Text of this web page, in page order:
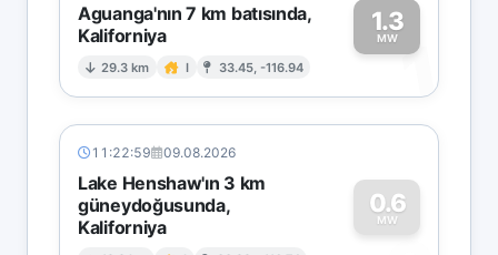
Aguanga'nın 7 km batısında,
Kaliforniya
29.3 km I 33.45, -116.94
1.3
MW1
11:22:59 09.08.2026
Lake Henshaw'ın 3 km
güneydoğusunda,
Kaliforniya
0.6
MW